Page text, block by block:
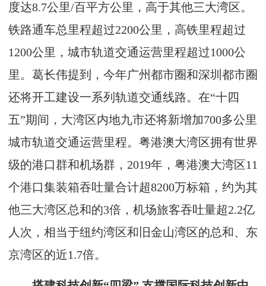
度达8.7公里/百平方公里，高于其他三大湾区。
铁路通车总里程超过2200公里，高铁里程超过
1200公里，城市轨道交通运营里程超过1000公
里。葛长伟提到，今年广州都市圈和深圳都市圈
还将开工建设一系列轨道交通线路。在“十四
五”期间，大湾区内地九市还将新增加700多公里
城市轨道交通运营里程。粤港澳大湾区拥有世界
级的港口群和机场群，2019年，粤港澳大湾区11
个港口集装箱吞吐量合计超8200万标箱，约为其
他三大湾区总和的3倍，机场旅客吞吐量超2.2亿
人次，相当于纽约湾区和旧金山湾区的总和、东
京湾区的近1.7倍。